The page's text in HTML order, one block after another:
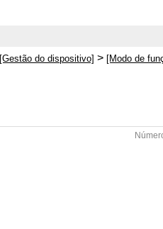
[Gestão do dispositivo] > [Modo de